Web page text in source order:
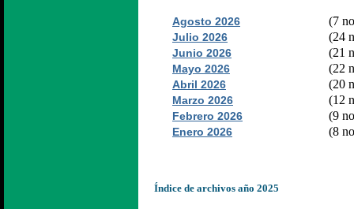
Agosto 2026 (7
Julio 2026 (24
Junio 2026 (21
Mayo 2026 (22
Abril 2026 (20
Marzo 2026 (12
Febrero 2026 (9
Enero 2026 (8
Índice de archivos año 2025